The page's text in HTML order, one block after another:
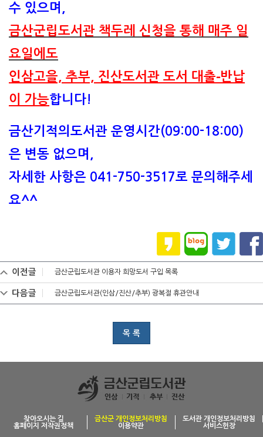
수 있으며,
금산군립도서관 책두레 신청을 통해 매주 일
요일에도
인삼고을, 추부, 진산도서관 도서 대출⁃반납
이 가능합니다!
금산기적의도서관 운영시간(09:00-18:00)
은 변동 없으며,
자세한 사항은 041-750-3517로 문의해주세
요^^
이전글 금산군립도서관 이용자 희망도서 구입 목록
다음글 금산군립도서관(인삼/진산/추부) 광복절 휴관안내
목 록
찾아오시는 길 금산군 개인정보처리방침
도서관 개인정보처리방침
홈페이지 저작권정책
이용약관 서비스헌장